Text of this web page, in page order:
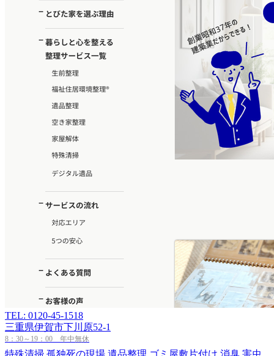
TEL: 0120-45-1518
三重県伊賀市下川原52-1
8：30～19：00 年中無休
特殊清掃 孤独死の現場 遺品整理 ゴミ屋敷片付け 消臭 害虫